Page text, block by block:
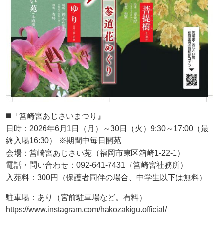
◼️『筥崎宮あじさいまつり』
日時：2026年6月1日（月）～30日（火）9:30～17:00（最
終入場16:30） ※期間中毎日開苑
会場：筥崎宮あじさい苑（福岡市東区箱崎1-22-1）
電話・問い合わせ：092-641-7431（筥崎宮社務所）
入苑料：300円（保護者同伴の場合、中学生以下は無料）
駐車場：あり（宮前駐車場など。有料）
https://www.instagram.com/hakozakigu.official/